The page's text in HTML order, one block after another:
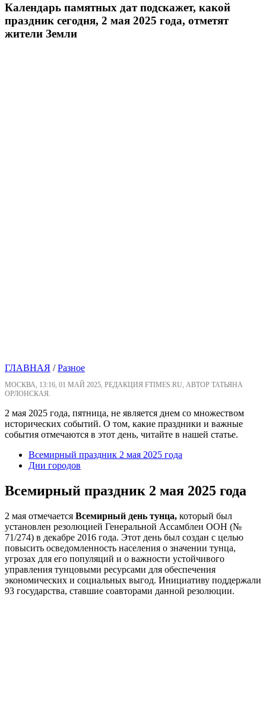
Календарь памятных дат подскажет, какой
праздник сегодня, 2 мая 2025 года, отметят
жители Земли
ГЛАВНАЯ /Разное
МОСКВА, 13:16, 01 МАЙ 2025, РЕДАКЦИЯ FTIMES.RU, АВТОР ТАТЬЯНА
ОРЛОНСКАЯ.
2 мая 2025 года, пятница, не является днем со множеством
исторических событий. О том, какие праздники и важные
события отмечаются в этот день, читайте в нашей статье.
Всемирный праздник 2 мая 2025 года
Дни городов
Всемирный праздник 2 мая 2025 года
2 мая отмечается Всемирный день тунца, который был
установлен резолюцией Генеральной Ассамблеи ООН (№
71/274) в декабре 2016 года. Этот день был создан с целью
повысить осведомленность населения о значении тунца,
угрозах для его популяций и о важности устойчивого
управления тунцовыми ресурсами для обеспечения
экономических и социальных выгод. Инициативу поддержали
93 государства, ставшие соавторами данной резолюции.